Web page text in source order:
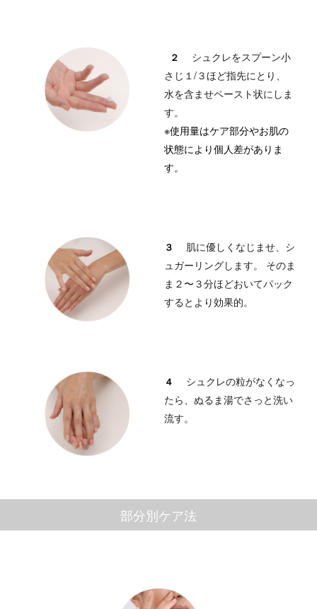
２
シュクレをスプーン小
さじ１/３ほど指先にとり、
水を含ませペースト状にしま
す。
※使用量はケア部分やお肌の
状態により個人差がありま
す。
３
肌に優しくなじませ、シ
ュガーリングします。
そのま
ま２〜３分ほどおいてパック
するとより効果的。
４
シュクレの粒がなくなっ
たら、ぬるま湯でさっと洗い
流す。
部分別ケア法